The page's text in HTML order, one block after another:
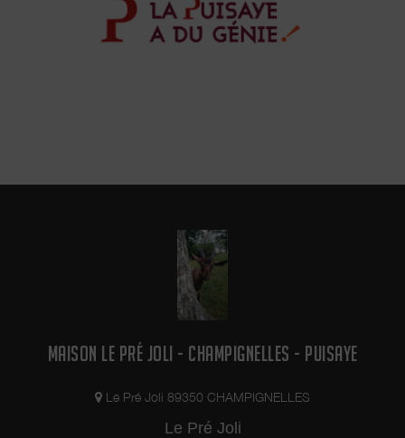
MAISON LE PRÉ JOLI - CHAMPIGNELLES - PUISAYE
Le Pré Joli 89350 CHAMPIGNELLES
Le Pré Joli